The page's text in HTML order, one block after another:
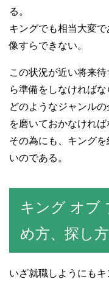
る。
キングでも相当大変
像すらできない。
この状況が近い将来
ら準備をしなければな
どのようなジャンル
を磨いておかなければ
その為にも、キング
いのである。
キング オブ
め方、探し方
いざ就職しようにもキ